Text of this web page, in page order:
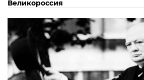
Великороссия